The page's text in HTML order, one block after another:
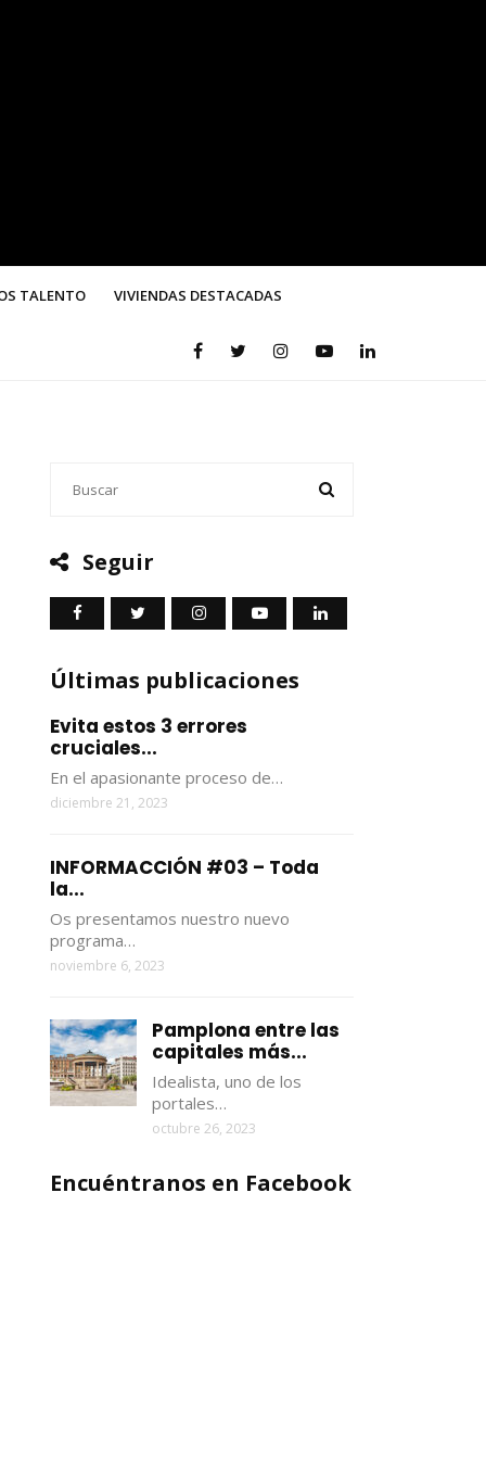
TALENTO VIVIENDAS DESTACADAS
Seguir
Últimas publicaciones
Evita estos 3 errores
cruciales...
En el apasionante proceso de…
diciembre 21, 2023
INFORMACCIÓN #03 – Toda
la...
Os presentamos nuestro nuevo
programa…
noviembre 6, 2023
Pamplona entre las
capitales más...
Idealista, uno de los
portales…
octubre 26, 2023
Encuéntranos en Facebook